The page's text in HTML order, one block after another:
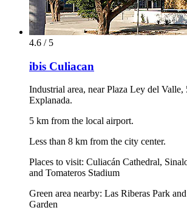
4.6 / 5
ibis Culiacan
Industrial area, near Plaza Ley del Valle,
Explanada.
5 km from the local airport.
Less than 8 km from the city center.
Places to visit: Culiacán Cathedral,
and Tomateros Stadium
Green area nearby: Las Riberas Park
Garden